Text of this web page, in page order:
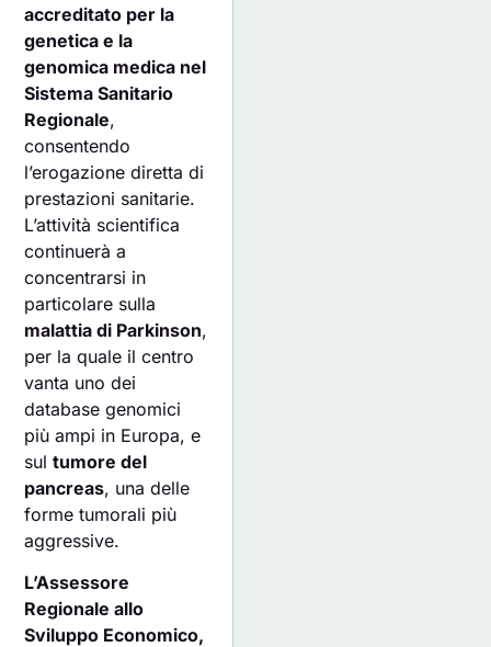
accreditato per la
genetica e la
genomica medica nel
Sistema Sanitario
Regionale,
consentendo
l’erogazione diretta di
prestazioni sanitarie.
L’attività scientifica
continuerà a
concentrarsi in
particolare sulla
malattia di Parkinson,
per la quale il centro
vanta uno dei
database genomici
più ampi in Europa, e
sultumore del
pancreas, una delle
forme tumorali più
aggressive.
L’Assessore
Regionale allo
Sviluppo Economico,